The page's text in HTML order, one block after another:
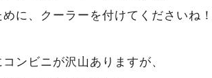
に、クーラーを付けてくださいね！
ンビニが沢山ありますが、